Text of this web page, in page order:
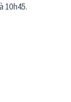
10h45.